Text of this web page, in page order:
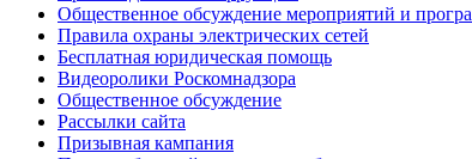
Общественное обсуждение мероприятий и
Правила охраны электрических сетей
Бесплатная юридическая помощь
Видеоролики Роскомнадзора
Общественное обсуждение
Рассылки сайта
Призывная кампания